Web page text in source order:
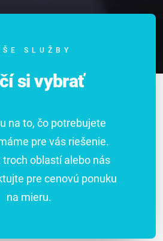
SLUŽBY
si vybrať
na to, čo potrebujete
pre vás riešenie.
troch oblastí alebo nás
pre cenovú ponuku
na mieru.